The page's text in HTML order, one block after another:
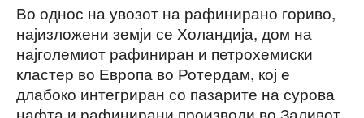
Во однос на увозот на рафинирано гориво,
најизложени земји се Холандија, дом на
најголемиот рафиниран и петрохемиски
кластер во Европа во Ротердам, кој е
длабоко интегриран со пазарите на сурова
нафта и рафинирани производи во Заливот,